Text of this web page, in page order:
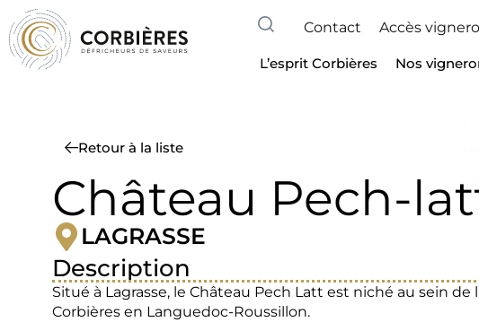
Contact Accès
L’esprit Corbières Nos
Retour à la liste
Château Pech-
LAGRASSE
Description
Situé à Lagrasse, le Château Pech Latt est niché au sein de
Corbières en Languedoc-Roussillon.